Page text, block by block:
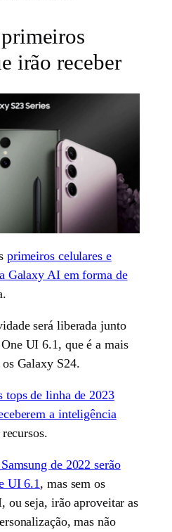
irão receber
primeiros celulares e
Galaxy AI em forma de
será liberada junto
UI 6.1, que é a mais
Galaxy S24.
tops de linha de 2023
a inteligência
de 2022 serão
UI 6.1, mas sem os
ou seja, irão aproveitar as
mas não